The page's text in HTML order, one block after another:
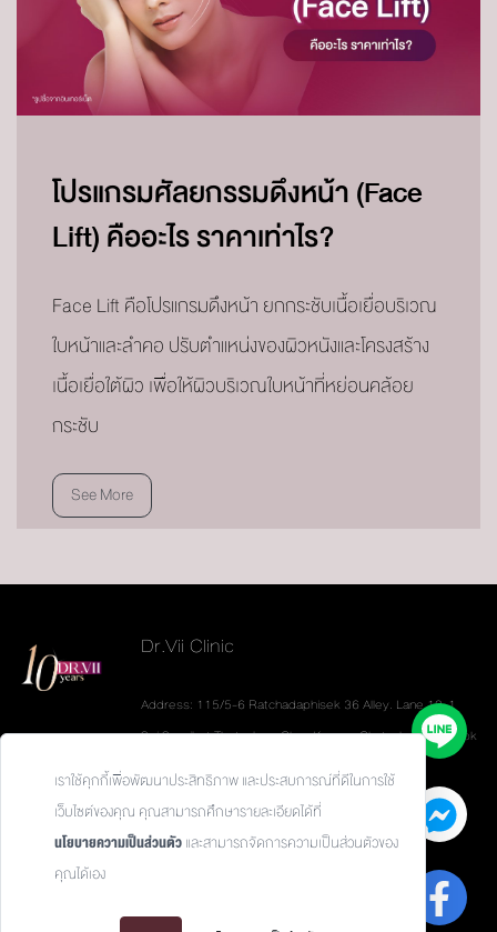
โปรแกรมศัลยกรรมดึงหน้า (Face
Lift) คืออะไร ราคาเท่าไร?
Face Lift คือโปรแกรมดึงหน้า ยกกระชับเนื้อเยื่อบริเวณ
ใบหน้าและลำคอ ปรับตำแหน่งของผิวหนังและโครงสร้าง
เนื้อเยื่อใต้ผิว เพื่อให้ผิวบริเวณใบหน้าที่หย่อนคล้อย
กระชับ
See More
Dr.Vii Clinic
Address: 115/5-6 Ratchadaphisek 36 Alley. Lane 19-1
Soi Sannibat Thetsaban. Chan Kasem. Chatuchak. Bangkok
Tel: 093-626-6624
เราใช้คุกกี้เพื่อพัฒนาประสิทธิภาพ และประสบการณ์ที่ดีในการใช้
เว็บไซต์ของคุณ คุณสามารถศึกษารายละเอียดได้ที่
นโยบายความเป็นส่วนตัวและสามารถจัดการความเป็นส่วนตัวของ
คุณได้เอง